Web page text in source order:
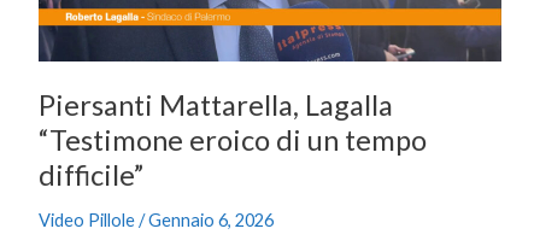
Piersanti Mattarella, Lagalla
“Testimone eroico di un tempo
difficile”
Video Pillole/Gennaio 6, 2026
tempo
difficile”